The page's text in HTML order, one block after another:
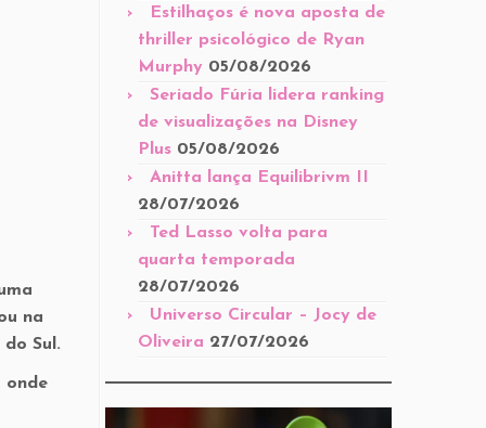
na
Sul.
onde
Estilhaços é nova aposta de
thriller psicológico de Ryan
Murphy 05/08/2026
Seriado Fúria lidera ranking
de visualizações na Disney
Plus 05/08/2026
Anitta lança Equilibrivm II
28/07/2026
Ted Lasso volta para
quarta temporada
28/07/2026
Universo Circular – Jocy de
Oliveira 27/07/2026